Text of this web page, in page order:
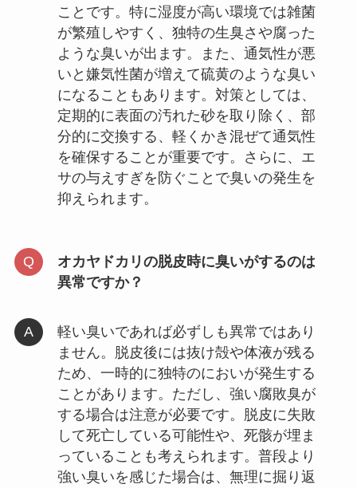
ことです。特に湿度が高い環境では雑菌
が繁殖しやすく、独特の生臭さや腐った
ような臭いが出ます。また、通気性が悪
いと嫌気性菌が増えて硫黄のような臭い
になることもあります。対策としては、
定期的に表面の汚れた砂を取り除く、部
分的に交換する、軽くかき混ぜて通気性
を確保することが重要です。さらに、エ
サの与えすぎを防ぐことで臭いの発生を
抑えられます。
オカヤドカリの脱皮時に臭いがするのは
異常ですか？
軽い臭いであれば必ずしも異常ではあり
ません。脱皮後には抜け殻や体液が残る
ため、一時的に独特のにおいが発生する
ことがあります。ただし、強い腐敗臭が
する場合は注意が必要です。脱皮に失敗
して死亡している可能性や、死骸が埋ま
っていることも考えられます。普段より
強い臭いを感じた場合は、無理に掘り返